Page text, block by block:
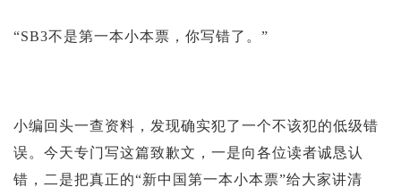
“SB3不是第一本小本票，你写错了。”
小编回头一查资料，发现确实犯了一个不该犯的低级错
误。今天专门写这篇致歉文，一是向各位读者诚恳认
错，二是把真正的“新中国第一本小本票”给大家讲清